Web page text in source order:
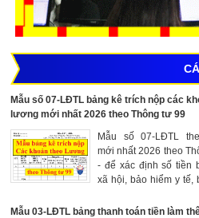
Mẫu số 07-LĐTL bảng kê trích nộp các
lương mới nhất 2026 theo Thông tư 99
Mẫu số 07-LĐTL
mới nhất 2026 theo
- để xác định số tiền
xã hội, bảo hiểm y tế,
mà đơn vị và người
Mẫu 03-LĐTL bảng thanh toán tiền làm